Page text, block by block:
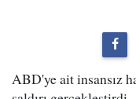
ABD'ye ait insansız